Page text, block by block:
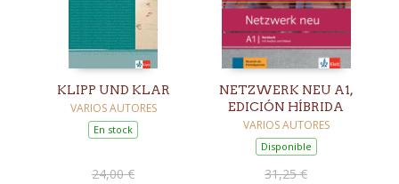
KLIPP UND KLAR
VARIOS AUTORES
En stock
24,00 €
NETZWERK NEU A1,
EDICIÓN HÍBRIDA
VARIOS AUTORES
Disponible
31,25 €